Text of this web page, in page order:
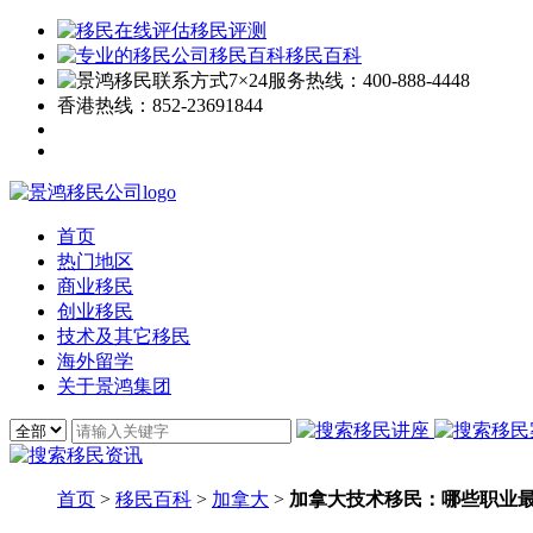
移民评测
移民百科
7×24服务热线： 400-888-4448
香港热线： 852-23691844
首页
热门地区
商业移民
创业移民
技术及其它移民
海外留学
关于景鸿集团
首页 > 移民百科 > 加拿大 > 加拿大技术移民：哪些职业